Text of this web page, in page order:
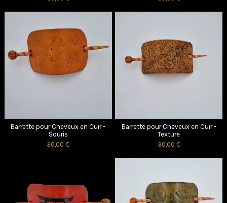
Barrette pour Cheveux en Cuir -
Souris
30,00 €
Barrette pour Cheveux en Cuir -
Texture
30,00 €